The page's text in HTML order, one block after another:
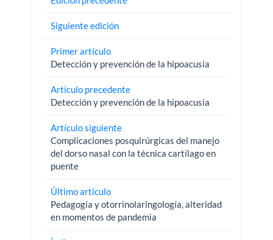
Siguiente edición
Primer artículo
Detección y prevención de la hipoacusia
Artículo precedente
Detección y prevención de la hipoacusia
Artículo siguiente
Complicaciones posquirúrgicas del manejo
del dorso nasal con la técnica cartílago en
puente
Último artículo
Pedagogía y otorrinolaringología, alteridad
en momentos de pandemia